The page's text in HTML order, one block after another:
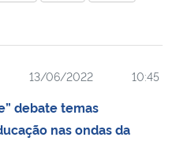
13/06/2022 10:45
debate temas
nas ondas da